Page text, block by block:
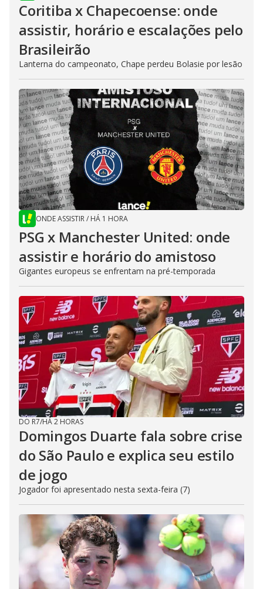
Coritiba x Chapecoense: onde
assistir, horário e escalações pelo
Brasileirão
Lanterna do campeonato, Chape perdeu Bolasie por lesão
ONDE ASSISTIR/ HÁ 1 HORA
PSG x Manchester United: onde
assistir e horário do amistoso
Gigantes europeus se enfrentam na pré-temporada
DO R7/HÁ 2 HORAS
Domingos Duarte fala sobre crise
do São Paulo e explica seu estilo
de jogo
Jogador foi apresentado nesta sexta-feira (7)